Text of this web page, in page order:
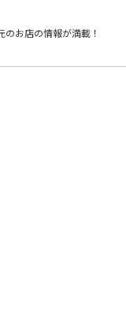
のお店の情報が満載！